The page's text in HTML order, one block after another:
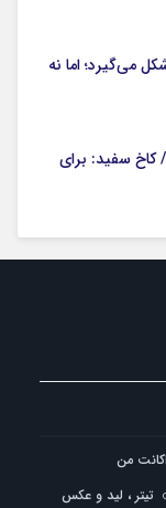
می‌گیرد؛ اما نه
کاخ سفید: برای
اکانت من
تیتر ، لید و عکس